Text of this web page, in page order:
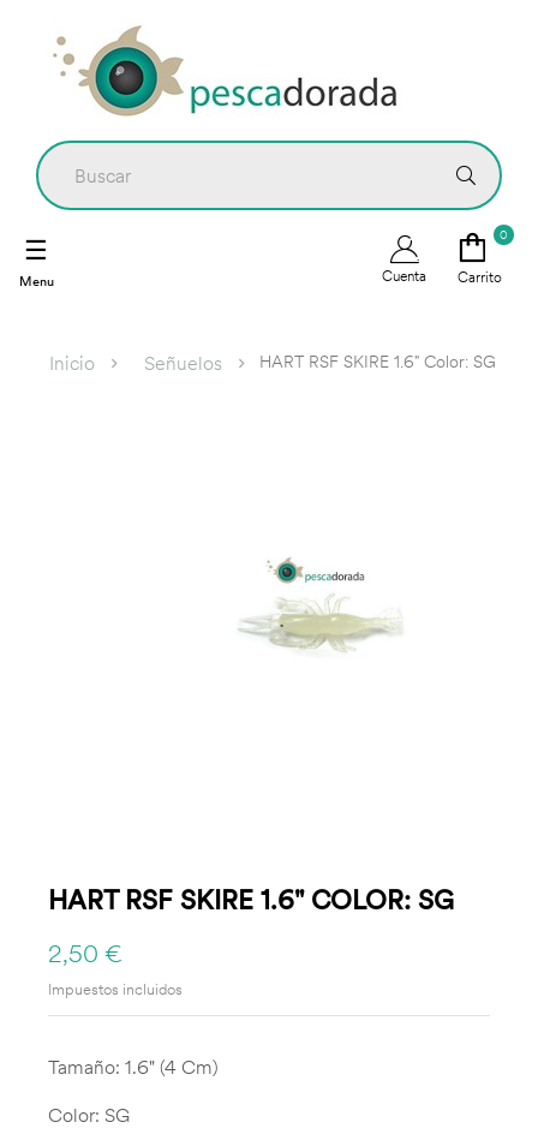
Cuenta
0
Carrito
Navegación
de
☰
Inicio Señuelos HART RSF SKIRE 1.6" Color: SG
HART RSF SKIRE 1.6" COLOR: SG
2,50 €
Impuestos incluidos
Tamaño: 1.6" (4 Cm)
Color: SG